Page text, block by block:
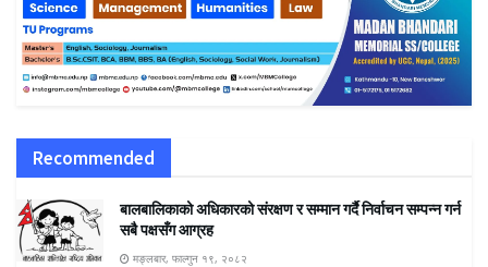
Recommended
बालबालिकाको अधिकारको संरक्षण र सम्मान गर्दै निर्वाचन सम्पन्न गर्न
सबै पक्षसँग आग्रह
मङ्लबार, फाल्गुन १९, २०८२